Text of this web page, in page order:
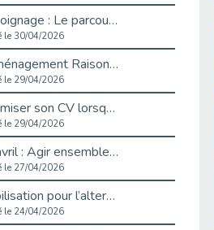
Témoignage : Le parcours de Marc, 44 ans
le 30/04/2026
L’Aménagement Raisonnable : Un Levier pour l’Équité
le 29/04/2026
Optimiser son CV lorsqu’on est en situation de handicap
le 29/04/2026
28 avril : Agir ensemble pour une culture de prévention au travail
le 27/04/2026
Mobilisation pour l’alternance et le handicap
le 24/04/2026